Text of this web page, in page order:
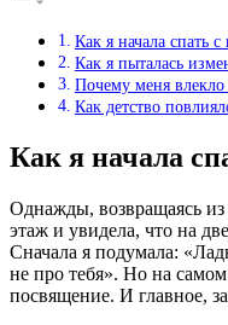
Как я начала спать
Как я пыталась
Почему меня
Как детство
Как я начала
Однажды, возвращаясь
этаж и увидела, что на
Сначала я подумала:
не про тебя». Но на
посвящение. И главное,